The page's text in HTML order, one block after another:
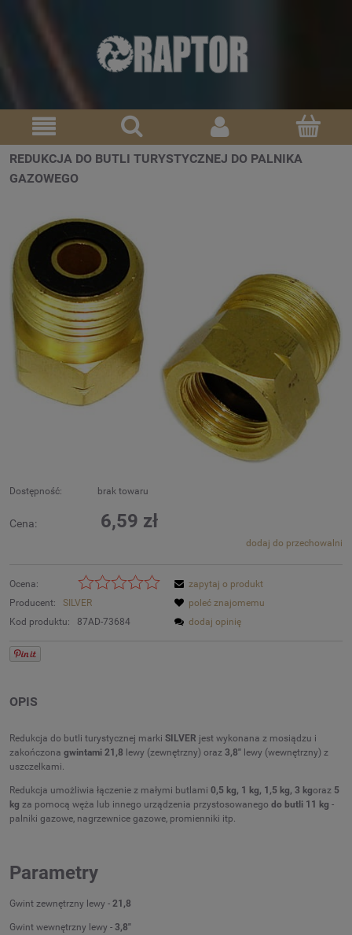
REDUKCJA DO BUTLI TURYSTYCZNEJ DO PALNIKA
GAZOWEGO
Dostępność: brak towaru
Cena: 6,59 zł
dodaj do przechowalni
Ocena:
Producent:
SILVER
Kod produktu:
87AD-73684
zapytaj o produkt
poleć znajomemu
dodaj opinię
OPIS
Redukcja do butli turystycznej marki SILVER jest wykonana z mosiądzu i
zakończona gwintami 21,8 lewy (zewnętrzny) oraz 3,8" lewy (wewnętrzny) z
uszczelkami.
Redukcja umożliwia łączenie z małymi butlami 0,5 kg, 1 kg, 1,5 kg, 3 kgoraz 5
kg za pomocą węża lub innego urządzenia przystosowanego do butli 11 kg -
palniki gazowe, nagrzewnice gazowe, promienniki itp.
Parametry
Gwint zewnętrzny lewy - 21,8
Gwint wewnętrzny lewy - 3,8"